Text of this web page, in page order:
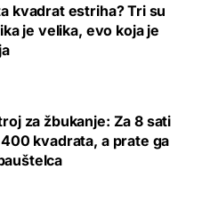
kvadrat estriha? Tri su
je velika, evo koja je
za žbukanje: Za 8 sati
kvadrata, a prate ga